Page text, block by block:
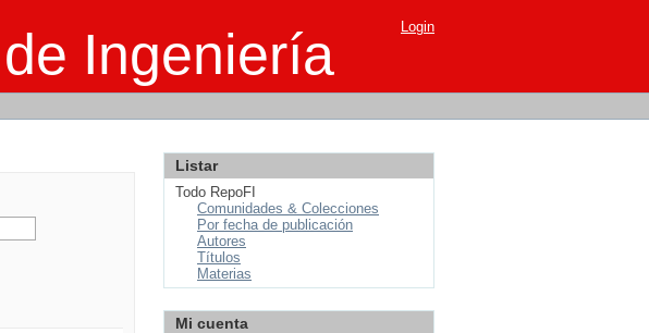
Ingeniería Login
Listar
Todo RepoFI
Comunidades & Colecciones
Por fecha de publicación
Autores
Títulos
Materias
Mi cuenta